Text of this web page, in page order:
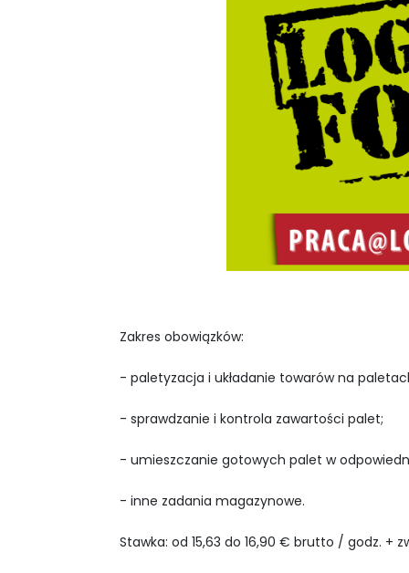
Zakres obowiązków:
- paletyzacja i układanie towarów na
- sprawdzanie i kontrola zawartości palet;
- umieszczanie gotowych palet w
- inne zadania magazynowe.
Stawka: od 15,63 do 16,90 € brutto / godz. +